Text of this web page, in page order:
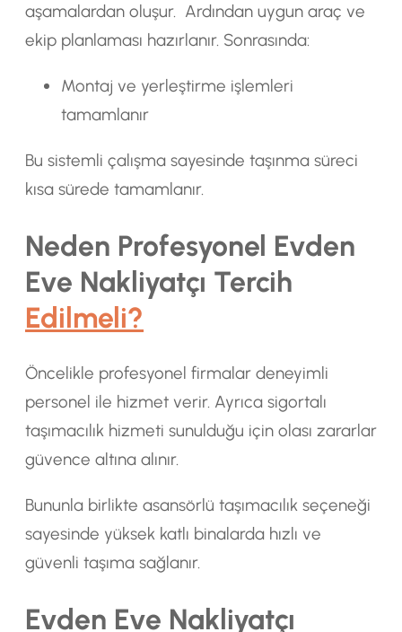
aşamalardan oluşur. Ardından uygun araç ve
ekip planlaması hazırlanır. Sonrasında:
Montaj ve yerleştirme işlemleri
tamamlanır
Bu sistemli çalışma sayesinde taşınma süreci
kısa sürede tamamlanır.
Neden Profesyonel Evden
Eve Nakliyatçı Tercih
Edilmeli?
Öncelikle profesyonel firmalar deneyimli
personel ile hizmet verir. Ayrıca sigortalı
taşımacılık hizmeti sunulduğu için olası zararlar
güvence altına alınır.
Bununla birlikte asansörlü taşımacılık seçeneği
sayesinde yüksek katlı binalarda hızlı ve
güvenli taşıma sağlanır.
Evden Eve Nakliyatçı